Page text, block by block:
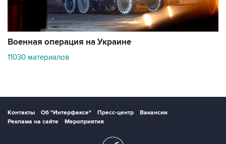
Военная операция на Украине
11030 материалов
Контакты Об "Интерфаксе" Пресс-центр
Вакансии
Реклама на сайте
Мероприятия